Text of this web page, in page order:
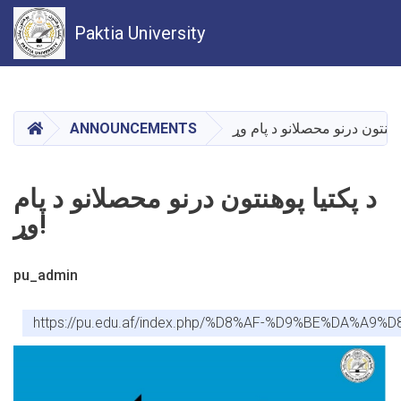
main
content
Paktia University
HOMEANNOUNCEMENTS
د پکتیا پوهنتون درنو محصلانو د پام
وړ!
pu_admin
https://pu.edu.af/index.php/%D8%AF-